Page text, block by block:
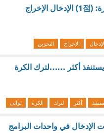
.القرص الصلب، الفلاش، الأقراص الضوئية، تعتبر من أجهزة: (1점) الإدخال الإخراج
الإخراج التخزين
أكثر ……لترك الكرة
أكثر لترك الكرة ثواني
الإدخال في واحدات البرامج